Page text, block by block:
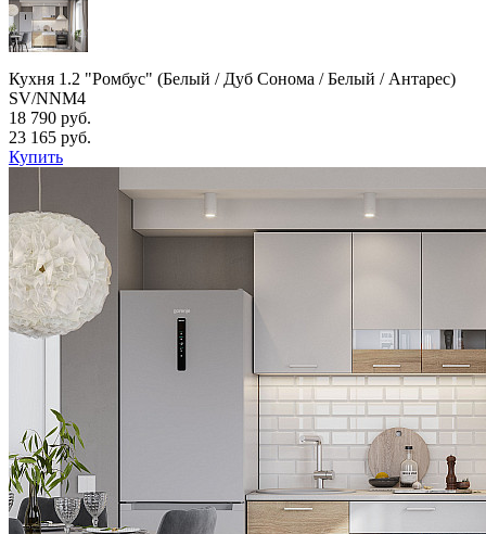
Кухня 1.2 "Ромбус" (Белый / Дуб Сонома / Белый / Антарес)
SV/NNM4
18 790 руб.
23 165 руб.
Купить